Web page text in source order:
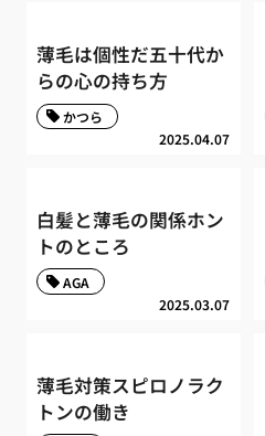
薄毛は個性だ五十代か
らの心の持ち方
2025.04.07
かつら
白髪と薄毛の関係ホン
トのところ
2025.03.07
AGA
薄毛対策スピロノラク
トンの働き